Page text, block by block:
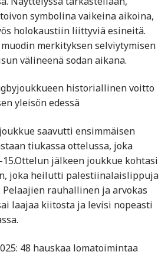
symbolina vaikeina aikoina,
holokaustiin liittyviä esineitä.
muodin merkityksen selviytymisen
välineenä sodan aikana.
historiallinen voitto
yleisön edessä
saavutti ensimmäisen
tiukassa ottelussa, joka
jälkeen joukkue kohtasi
joka heilutti palestiinalaislippuja
Pelaajien rauhallinen ja arvokas
laajaa kiitosta ja levisi nopeasti
48 hauskaa lomatoimintaa